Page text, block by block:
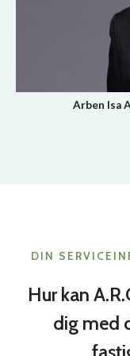
Arben Isa
DIN
Hur kan
dig med